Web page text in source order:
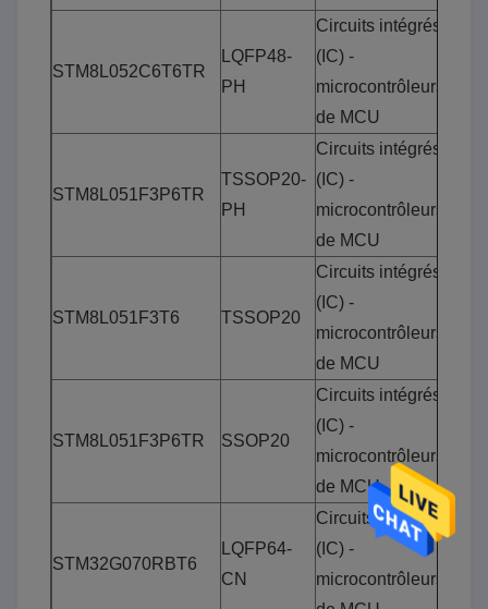
STM8L052C6T6TR
LQFP48-
PH
Circuits intégrés
(IC) -
microcontrôleurs
de MCU
STM8L051F3P6TR
TSSOP20-
PH
Circuits intégrés
(IC) -
microcontrôleurs
de MCU
STM8L051F3T6 TSSOP20
Circuits intégrés
(IC) -
microcontrôleurs
de MCU
STM8L051F3P6TR SSOP20
Circuits intégrés
(IC) -
microcontrôleurs
de MCU
STM32G070RBT6
LQFP64-
CN
Circuits intégrés
(IC) -
microcontrôleurs